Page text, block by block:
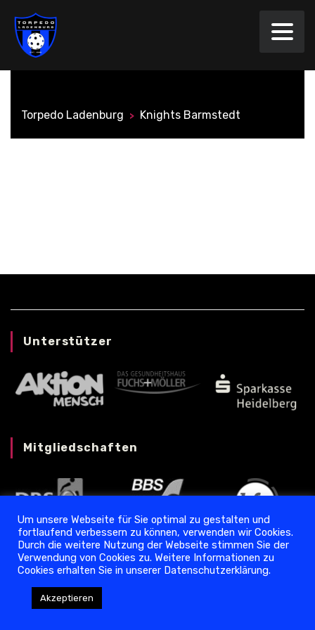
Torpedo Ladenburg > Knights Barmstedt
Unterstützer
Mitgliedschaften
Datenschutz ❘ Impressum
Copyright © 2024 Torpedo Ladenburg
Um unsere Webseite für Sie optimal zu gestalten und
fortlaufend verbessern zu können, verwenden wir Cookies.
Durch die weitere Nutzung der Webseite stimmen Sie der
Verwendung von Cookies zu. Weitere Informationen zu
Cookies erhalten Sie in unserer Datenschutzerklärung.
Akzeptieren